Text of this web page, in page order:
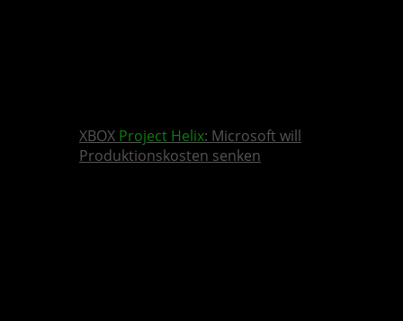
XBOX Project Helix: Microsoft will
Produktionskosten senken